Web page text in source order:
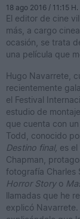
18 ago 2016 / 11:15 H.
El editor de cine
más, a cargo
ocasión, se trata
una película que
Hugo Navarrete,
recientemente
el Festival
estudio de
que cuenta con
Todd, conocido
Destino final, es
Chapman,
fotografía Charles
Horror Storyo
llamadas que he
explicó Navarrete.